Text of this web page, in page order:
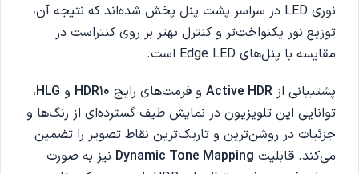
نوری LED در سراسر پشت پنل پخش شده‌اند که نتیجه آن،
توزیع نور یکنواخت‌تر و کنترل بهتر بر روی کنتراست در
مقایسه با پنل‌های Edge LED است.
پشتیبانی از Active HDR و فرمت‌های رایج HDR10 و HLG،
توانایی این تلویزیون در نمایش طیف گسترده‌ای از رنگ‌ها و
جزئیات در روشن‌ترین و تاریک‌ترین نقاط تصویر را تضمین
می‌کند. قابلیت Dynamic Tone Mapping نیز به صورت